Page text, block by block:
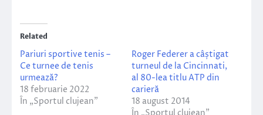
Related
Pariuri sportive tenis –
Ce turnee de tenis
urmează?
18 februarie 2022
În „Sportul clujean”
Roger Federer a câștigat
turneul de la Cincinnati,
al 80-lea titlu ATP din
carieră
18 august 2014